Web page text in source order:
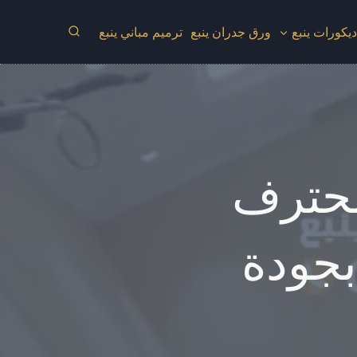
ديكورات ينبع ورق جدران ينبع ترميم مباني ينبع